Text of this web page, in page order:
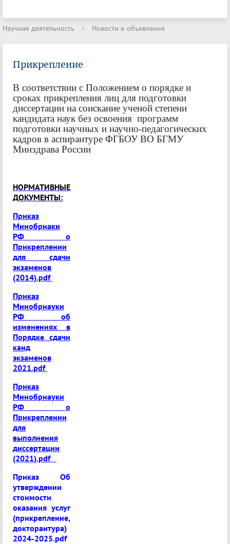
Научная деятельность › Новости и объявления
Прикрепление
В соответствии с Положением о порядке и
сроках прикрепления лиц для подготовки
диссертации на соискание ученой степени
кандидата наук без освоения программ
подготовки научных и научно-педагогических
кадров в аспирантуре ФГБОУ ВО БГМУ
Минздрава России
НОРМАТИВНЫЕ
ДОКУМЕНТЫ:
Приказ
Минобрнаки
РФ о
Прикреплении
для сдачи
экзаменов
(2014).pdf
Приказ
Минобрнауки
РФ об
изменениях в
Порядке сдачи
канд
экзаменов
2021.pdf
Приказ
Минобрнауки
РФ о
Прикреплении
для
выполнения
диссертации
(2021).pdf
Приказ Об
утверждении
стоимости
оказания услуг
(прикрепление,
докторантура)
2024-2025.pdf